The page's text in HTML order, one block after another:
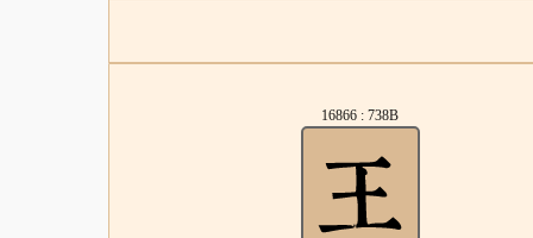
16866 : 738B